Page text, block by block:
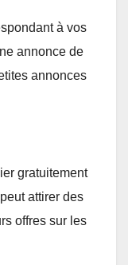
à vos
annonce de
annonces
gratuitement
attirer des
offres sur les